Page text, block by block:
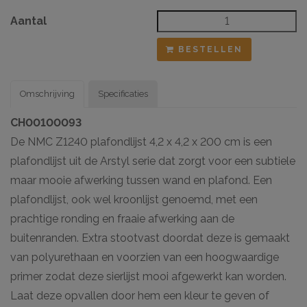
Aantal
BESTELLEN
Omschrijving
CH00100093
De NMC Z1240 plafondlijst 4,2 x 4,2 x 200 cm is een
plafondlijst uit de Arstyl serie dat zorgt voor een subtiele
maar mooie afwerking tussen wand en plafond. Een
plafondlijst, ook wel kroonlijst genoemd, met een
prachtige ronding en fraaie afwerking aan de
buitenranden. Extra stootvast doordat deze is gemaakt
van polyurethaan en voorzien van een hoogwaardige
primer zodat deze sierlijst mooi afgewerkt kan worden.
Laat deze opvallen door hem een kleur te geven of
Specificaties